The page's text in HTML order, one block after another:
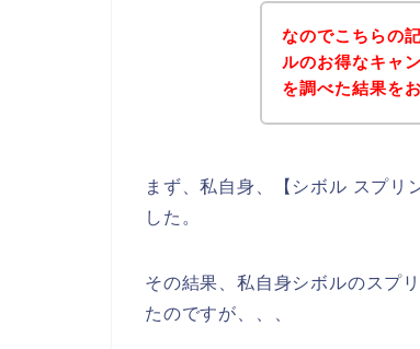
なのでこちらの
ルのお得なキャ
を調べた結果を
まず、私自身、【シボル スプリ
した。
その結果、私自身シボルのスプ
たのですが、、、